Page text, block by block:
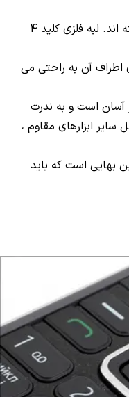
کلیدهای شروع و پایان تماس قرار گرفته اند. لبه فلزی کلید 4
آن به راحتی می
آسان است و به ندرت
ابزارهای مقاوم ،
بهایی است که باید